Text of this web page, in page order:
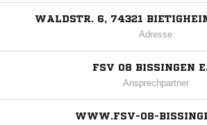
WALDSTR. 6, 74321
Adresse
FSV 08 BISSINGEN
Ansprechpartner
WWW.FSV-08-